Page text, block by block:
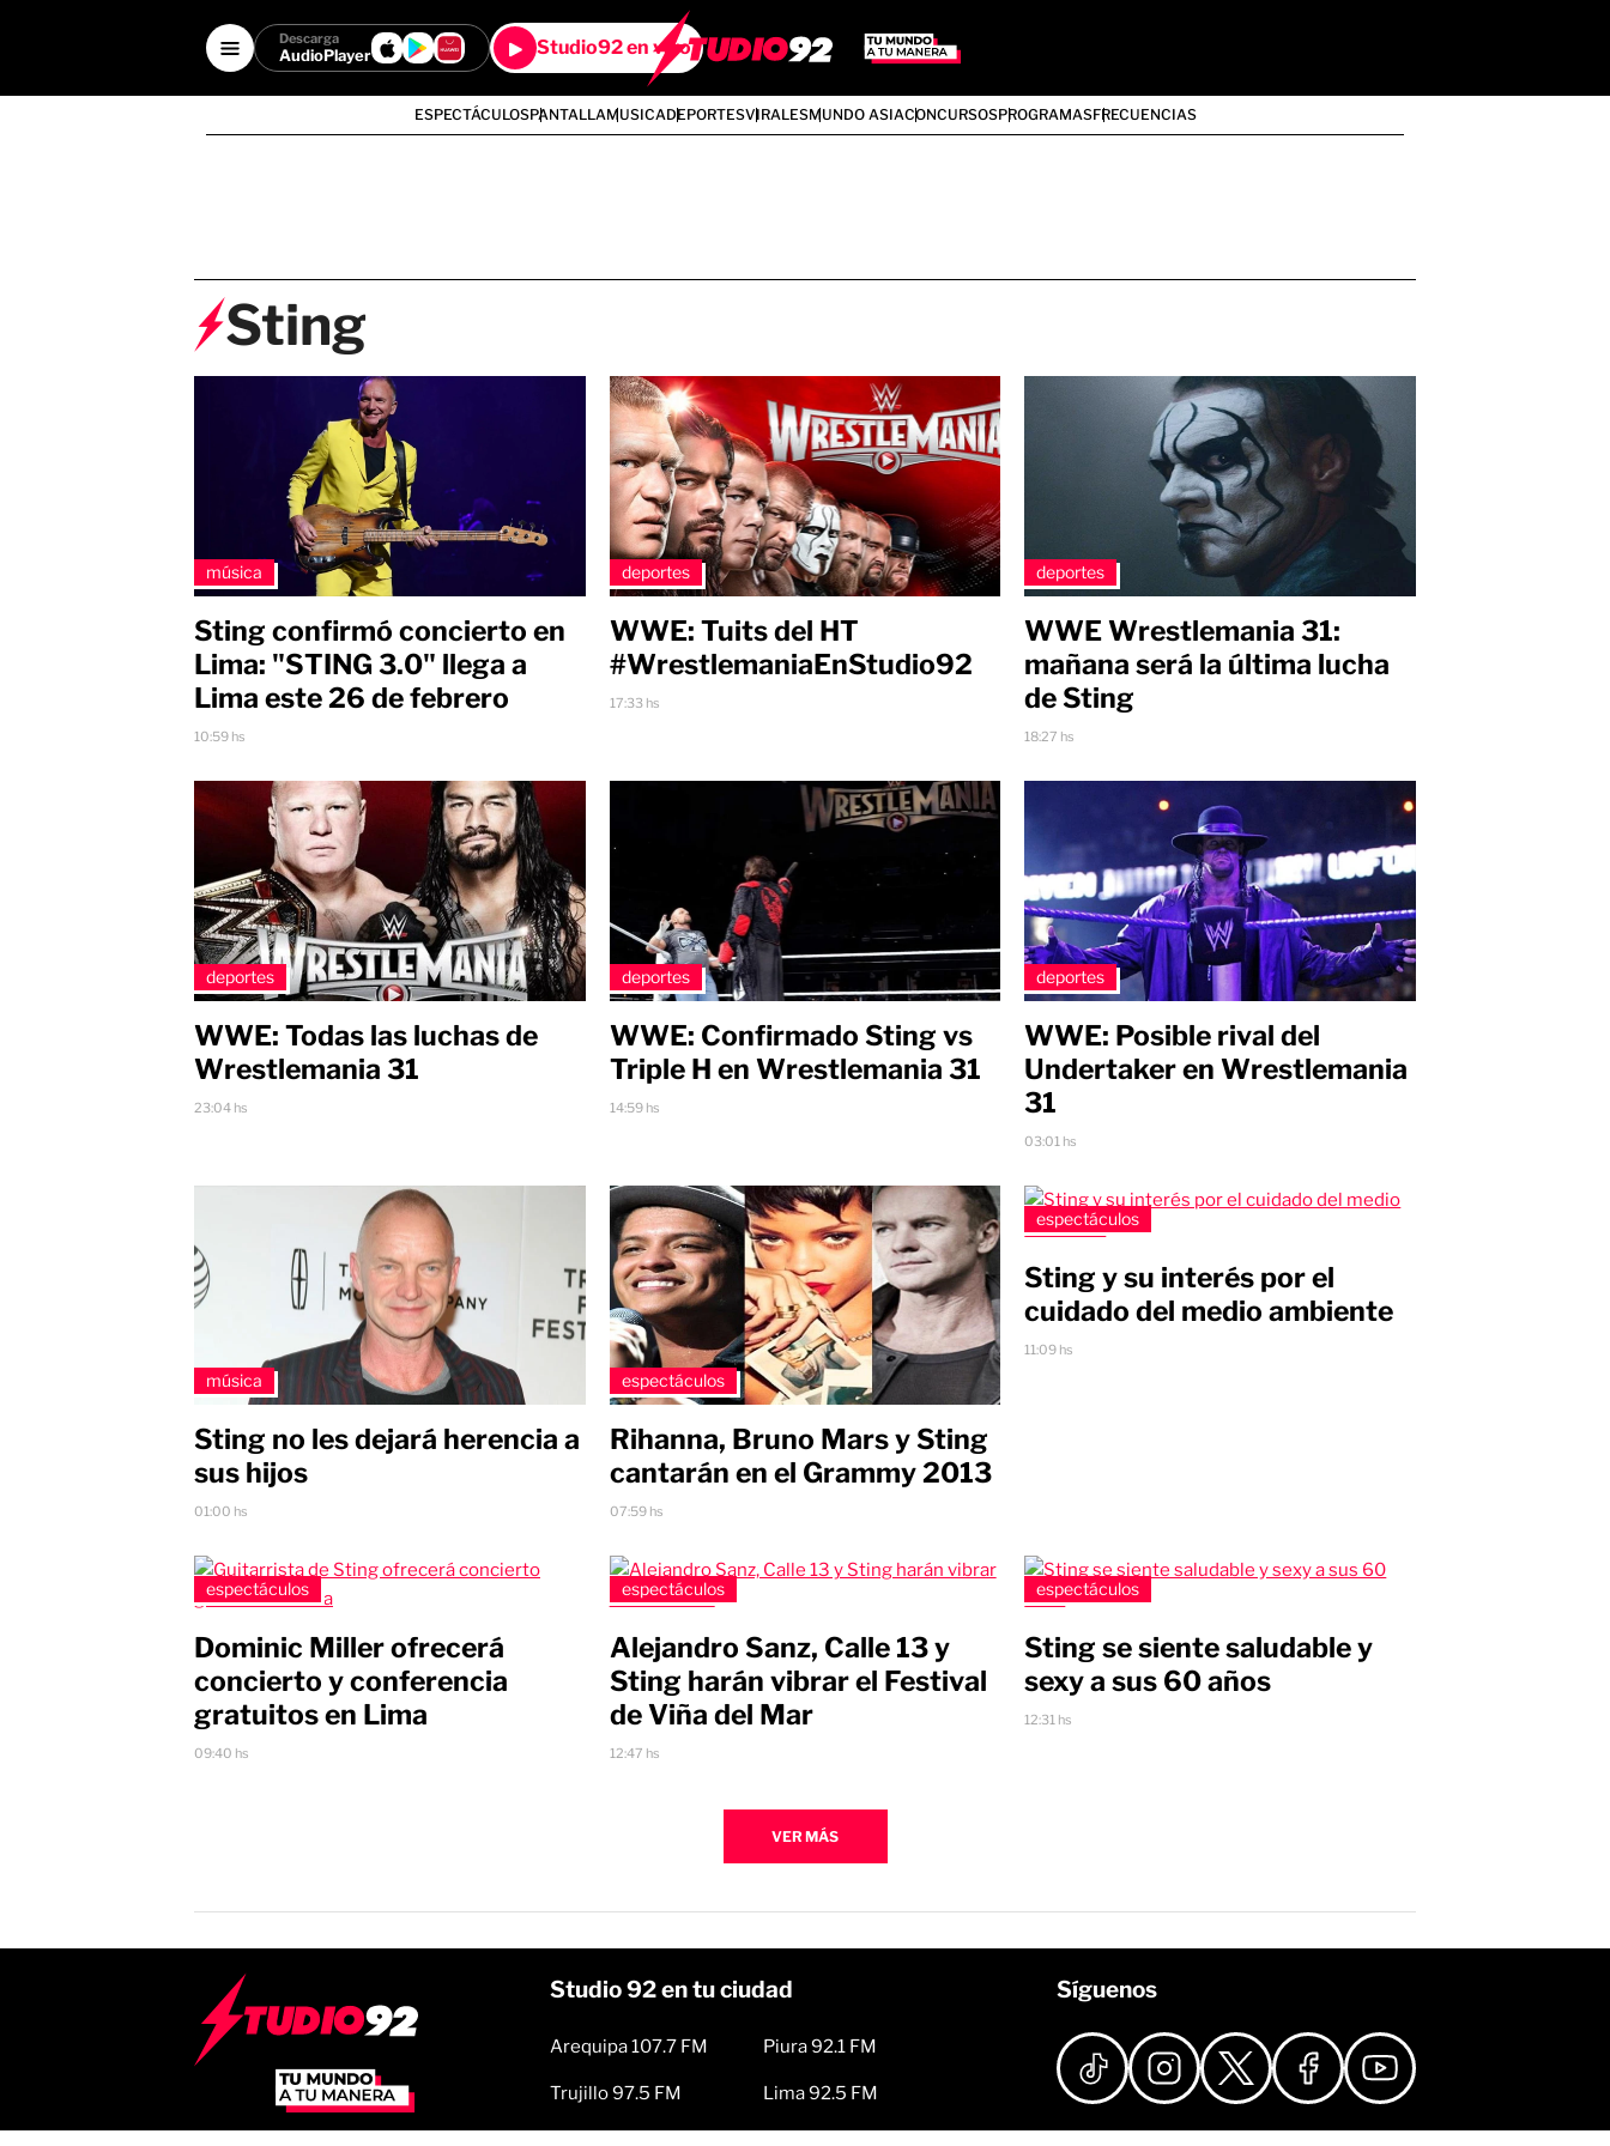
Descarga
AudioPlayer Studio92 en vivo
ESPECTÁCULOSPANTALLAMUSICADEPORTESVIRALESMUNDO ASIACONCURSOSPROGRAMASFRECUENCIAS
Sting
música
Sting confirmó concierto en
Lima: "STING 3.0" llega a
Lima este 26 de febrero
10:59 hs
deportes
WWE: Tuits del HT
#WrestlemaniaEnStudio92
17:33 hs
deportes
WWE Wrestlemania 31:
mañana será la última lucha
de Sting
18:27 hs
deportes
WWE: Todas las luchas de
Wrestlemania 31
23:04 hs
deportes
WWE: Confirmado Sting vs
Triple H en Wrestlemania 31
14:59 hs
deportes
WWE: Posible rival del
Undertaker en Wrestlemania
31
03:01 hs
música
Sting no les dejará herencia a
sus hijos
01:00 hs
espectáculos
Rihanna, Bruno Mars y Sting
cantarán en el Grammy 2013
07:59 hs
espectáculos
Sting y su interés por el
cuidado del medio ambiente
11:09 hs
espectáculos
Dominic Miller ofrecerá
concierto y conferencia
gratuitos en Lima
09:40 hs
espectáculos
Alejandro Sanz, Calle 13 y
Sting harán vibrar el Festival
de Viña del Mar
12:47 hs
espectáculos
Sting se siente saludable y
sexy a sus 60 años
12:31 hs
VER MÁS
Studio 92 en tu ciudad
Arequipa 107.7 FM
Trujillo 97.5 FM
Piura 92.1 FM
Lima 92.5 FM
Síguenos